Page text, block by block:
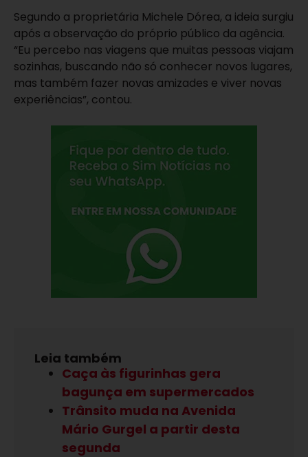
Segundo a proprietária Michele Dórea, a ideia surgiu
após a observação do próprio público da agência.
“Eu percebo nas viagens que muitas pessoas viajam
sozinhas, buscando não só conhecer novos lugares,
mas também fazer novas amizades e viver novas
experiências”, contou.
Leia também
Caça às figurinhas gera
bagunça em supermercados
Trânsito muda na Avenida
Mário Gurgel a partir desta
segunda